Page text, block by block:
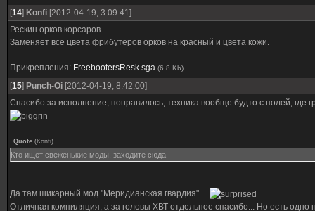
[14] Konfi [2012-04-19, 3:09:41]
Рескин орков корсаров.
Заменяет все цвета фрибутеров орков на красный и цвета кожи.
Прикрепления: FreebootersResk.sga (6.8 Kb)
[15] Punch-Oi [2012-04-19, 8:42:00]
Спасибо за исполнение, понравилось, техника вообще будто с полей, где
Quote (Konfi)
Кто ищет свеженькие моды, заходите сюда
Да там шикарный мод "Меридианская гвардия"....
Отличная компиляция, а за головы ХВТ отдельное спасибо... Но есть одно